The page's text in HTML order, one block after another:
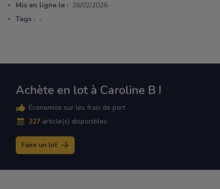
Mis en ligne le : 26/02/2026
Tags : -
Achète en lot à Caroline B !
Économise sur les frais de port
227 article(s) disponibles
Faire un lot